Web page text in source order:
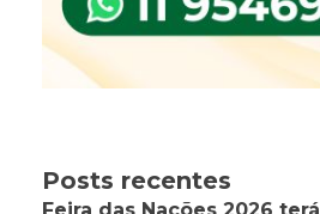
Posts recentes